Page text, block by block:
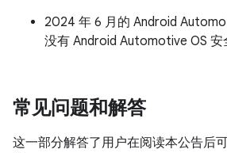
2024 年 6 月的 Android
没有 Android Automotive OS 安
常见问题和解答
这一部分解答了用户在阅读本公告后